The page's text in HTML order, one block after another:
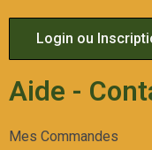
Login ou
Aide -
Mes Commandes